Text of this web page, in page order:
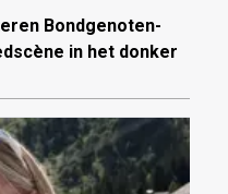
Bondgenoten-
in het donker